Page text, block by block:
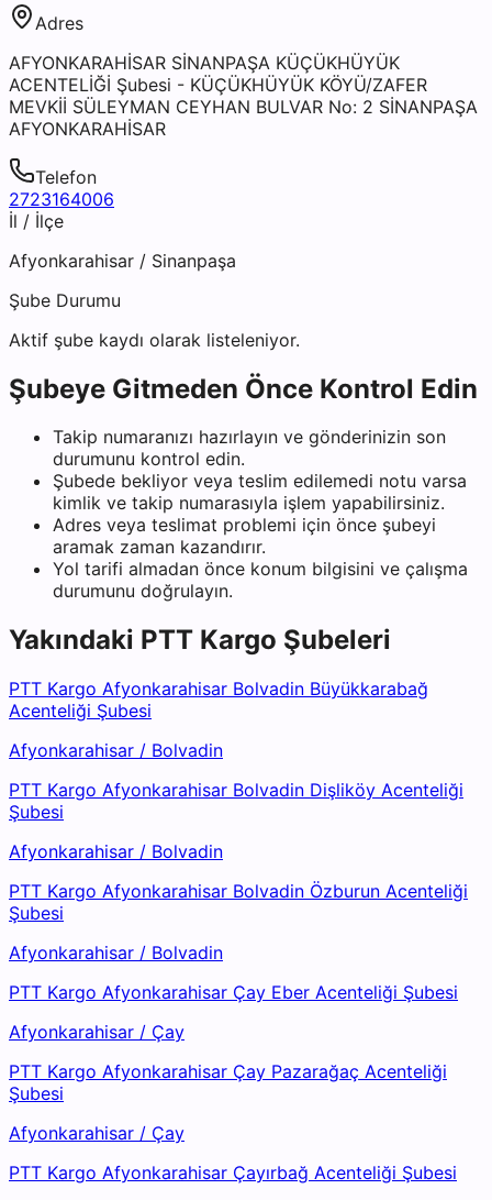
Adres
AFYONKARAHİSAR SİNANPAŞA KÜÇÜKHÜYÜK
ACENTELİĞİ Şubesi - KÜÇÜKHÜYÜK KÖYÜ/ZAFER
MEVKİİ SÜLEYMAN CEYHAN BULVAR No: 2 SİNANPAŞA
AFYONKARAHİSAR
Telefon
2723164006
İl / İlçe
Afyonkarahisar / Sinanpaşa
Şube Durumu
Aktif şube kaydı olarak listeleniyor.
Şubeye Gitmeden Önce Kontrol Edin
Takip numaranızı hazırlayın ve gönderinizin son
durumunu kontrol edin.
Şubede bekliyor veya teslim edilemedi notu varsa
kimlik ve takip numarasıyla işlem yapabilirsiniz.
Adres veya teslimat problemi için önce şubeyi
aramak zaman kazandırır.
Yol tarifi almadan önce konum bilgisini ve çalışma
durumunu doğrulayın.
Yakındaki PTT Kargo Şubeleri
PTT Kargo Afyonkarahisar Bolvadin Büyükkarabağ
Acenteliği Şubesi
Afyonkarahisar / Bolvadin
PTT Kargo Afyonkarahisar Bolvadin Dişliköy Acenteliği
Şubesi
Afyonkarahisar / Bolvadin
PTT Kargo Afyonkarahisar Bolvadin Özburun Acenteliği
Şubesi
Afyonkarahisar / Bolvadin
PTT Kargo Afyonkarahisar Çay Eber Acenteliği Şubesi
Afyonkarahisar / Çay
PTT Kargo Afyonkarahisar Çay Pazarağaç Acenteliği
Şubesi
Afyonkarahisar / Çay
PTT Kargo Afyonkarahisar Çayırbağ Acenteliği Şubesi